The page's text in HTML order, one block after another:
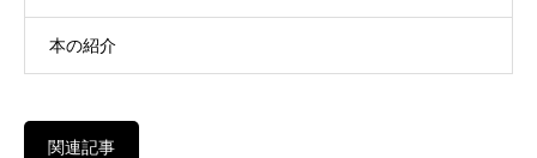
本の紹介
関連記事